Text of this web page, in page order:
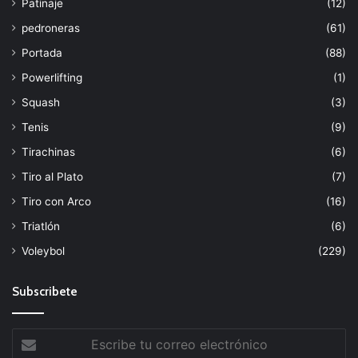
Patinaje
(12)
pedroneras
(61)
Portada
(88)
Powerlifting
(1)
Squash
(3)
Tenis
(9)
Tirachinas
(6)
Tiro al Plato
(7)
Tiro con Arco
(16)
Triatlón
(6)
Voleybol
(229)
Subscribete
tu